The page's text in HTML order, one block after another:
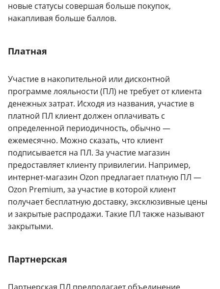
новые статусы совершая больше покупок,
накапливая больше баллов.
Платная
Участие в накопительной или дисконтной
программе лояльности (ПЛ) не требует от клиента
денежных затрат. Исходя из названия, участие в
платной ПЛ клиент должен оплачивать с
определенной периодичность, обычно —
ежемесячно. Можно сказать, что клиент
подписывается на ПЛ. За участие магазин
предоставляет клиенту привилегии. Например,
интернет-магазин Ozon предлагает платную ПЛ —
Ozon Premium, за участие в которой клиент
получает бесплатную доставку, эксклюзивные цены
и закрытые распродажи. Такие ПЛ также называют
закрытыми.
Партнерская